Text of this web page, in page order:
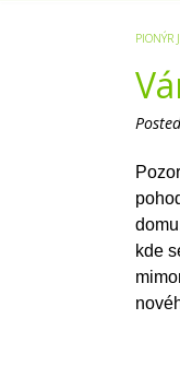
PIONÝR
kde